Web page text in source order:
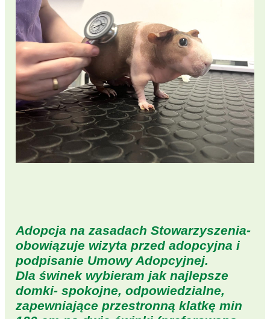
Adopcja na zasadach Stowarzyszenia-
obowiązuje wizyta przed adopcyjna i
podpisanie Umowy Adopcyjnej.
Dla świnek wybieram jak najlepsze
domki- spokojne, odpowiedzialne,
zapewniające przestronną klatkę min